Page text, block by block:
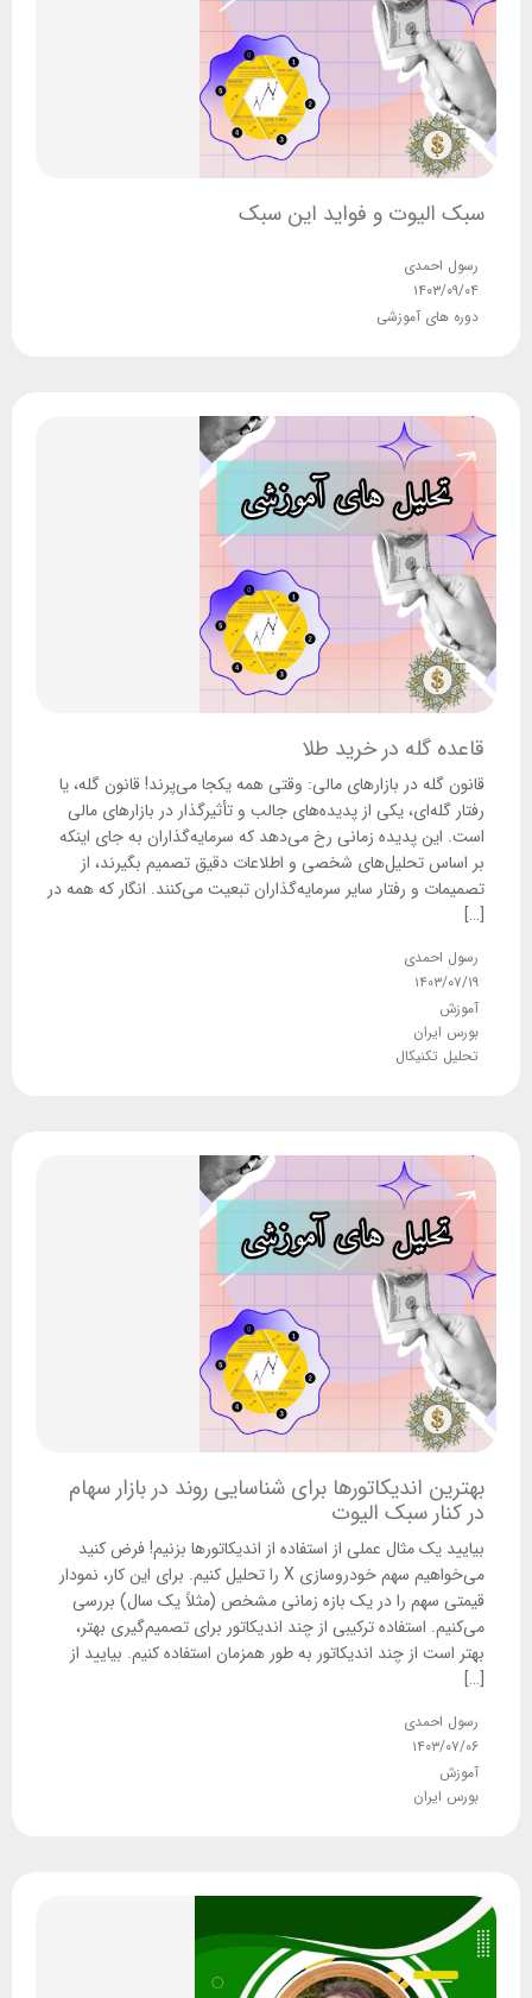
سبک الیوت و فواید این سبک
رسول احمدی
۱۴۰۳/۰۹/۰۴
دوره های آموزشی
قاعده گله در خرید طلا
قانون گله در بازارهای مالی: وقتی همه یکجا می‌پرند! قانون گله، یا
رفتار گله‌ای، یکی از پدیده‌های جالب و تأثیرگذار در بازارهای مالی
است. این پدیده زمانی رخ می‌دهد که سرمایه‌گذاران به جای اینکه
بر اساس تحلیل‌های شخصی و اطلاعات دقیق تصمیم بگیرند، از
تصمیمات و رفتار سایر سرمایه‌گذاران تبعیت می‌کنند. انگار که همه در
[…]
رسول احمدی
۱۴۰۳/۰۷/۱۹
آموزش
بورس ایران
تحلیل تکنیکال
بهترین اندیکاتورها برای شناسایی روند در بازار سهام
در کنار سبک الیوت
بیایید یک مثال عملی از استفاده از اندیکاتورها بزنیم! فرض کنید
می‌خواهیم سهم خودروسازی X را تحلیل کنیم. برای این کار، نمودار
قیمتی سهم را در یک بازه زمانی مشخص (مثلاً یک سال) بررسی
می‌کنیم. استفاده ترکیبی از چند اندیکاتور برای تصمیم‌گیری بهتر،
بهتر است از چند اندیکاتور به طور همزمان استفاده کنیم. بیایید از
[…]
رسول احمدی
۱۴۰۳/۰۷/۰۶
آموزش
بورس ایران